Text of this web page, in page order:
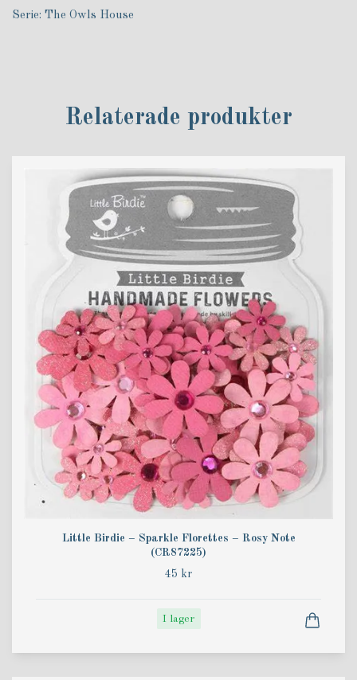
Serie: The Owls House
Relaterade produkter
Little Birdie – Sparkle Florettes – Rosy Note
(CR87225)
45 kr
I lager